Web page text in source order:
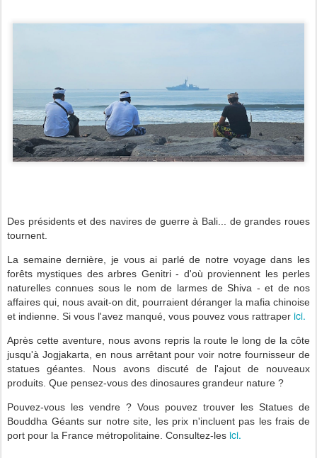
Des présidents et des navires de guerre à Bali... de grandes roues
tournent.
La semaine dernière, je vous ai parlé de notre voyage dans les
forêts mystiques des arbres Genitri - d'où proviennent les perles
naturelles connues sous le nom de larmes de Shiva - et de nos
affaires qui, nous avait-on dit, pourraient déranger la mafia chinoise
et indienne. Si vous l'avez manqué, vous pouvez vous rattraper ici.
Après cette aventure, nous avons repris la route le long de la côte
jusqu'à Jogjakarta, en nous arrêtant pour voir notre fournisseur de
statues géantes. Nous avons discuté de l'ajout de nouveaux
produits. Que pensez-vous des dinosaures grandeur nature ?
Pouvez-vous les vendre ? Vous pouvez trouver les Statues de
Bouddha Géants sur notre site, les prix n'incluent pas les frais de
port pour la France métropolitaine. Consultez-les ici.